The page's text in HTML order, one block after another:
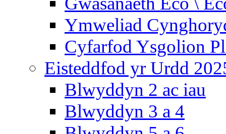
Ymweliad
Cyfarfod Ysgolion
Eisteddfod yr Urdd
Blwyddyn 2 ac iau
Blwyddyn 3 a 4